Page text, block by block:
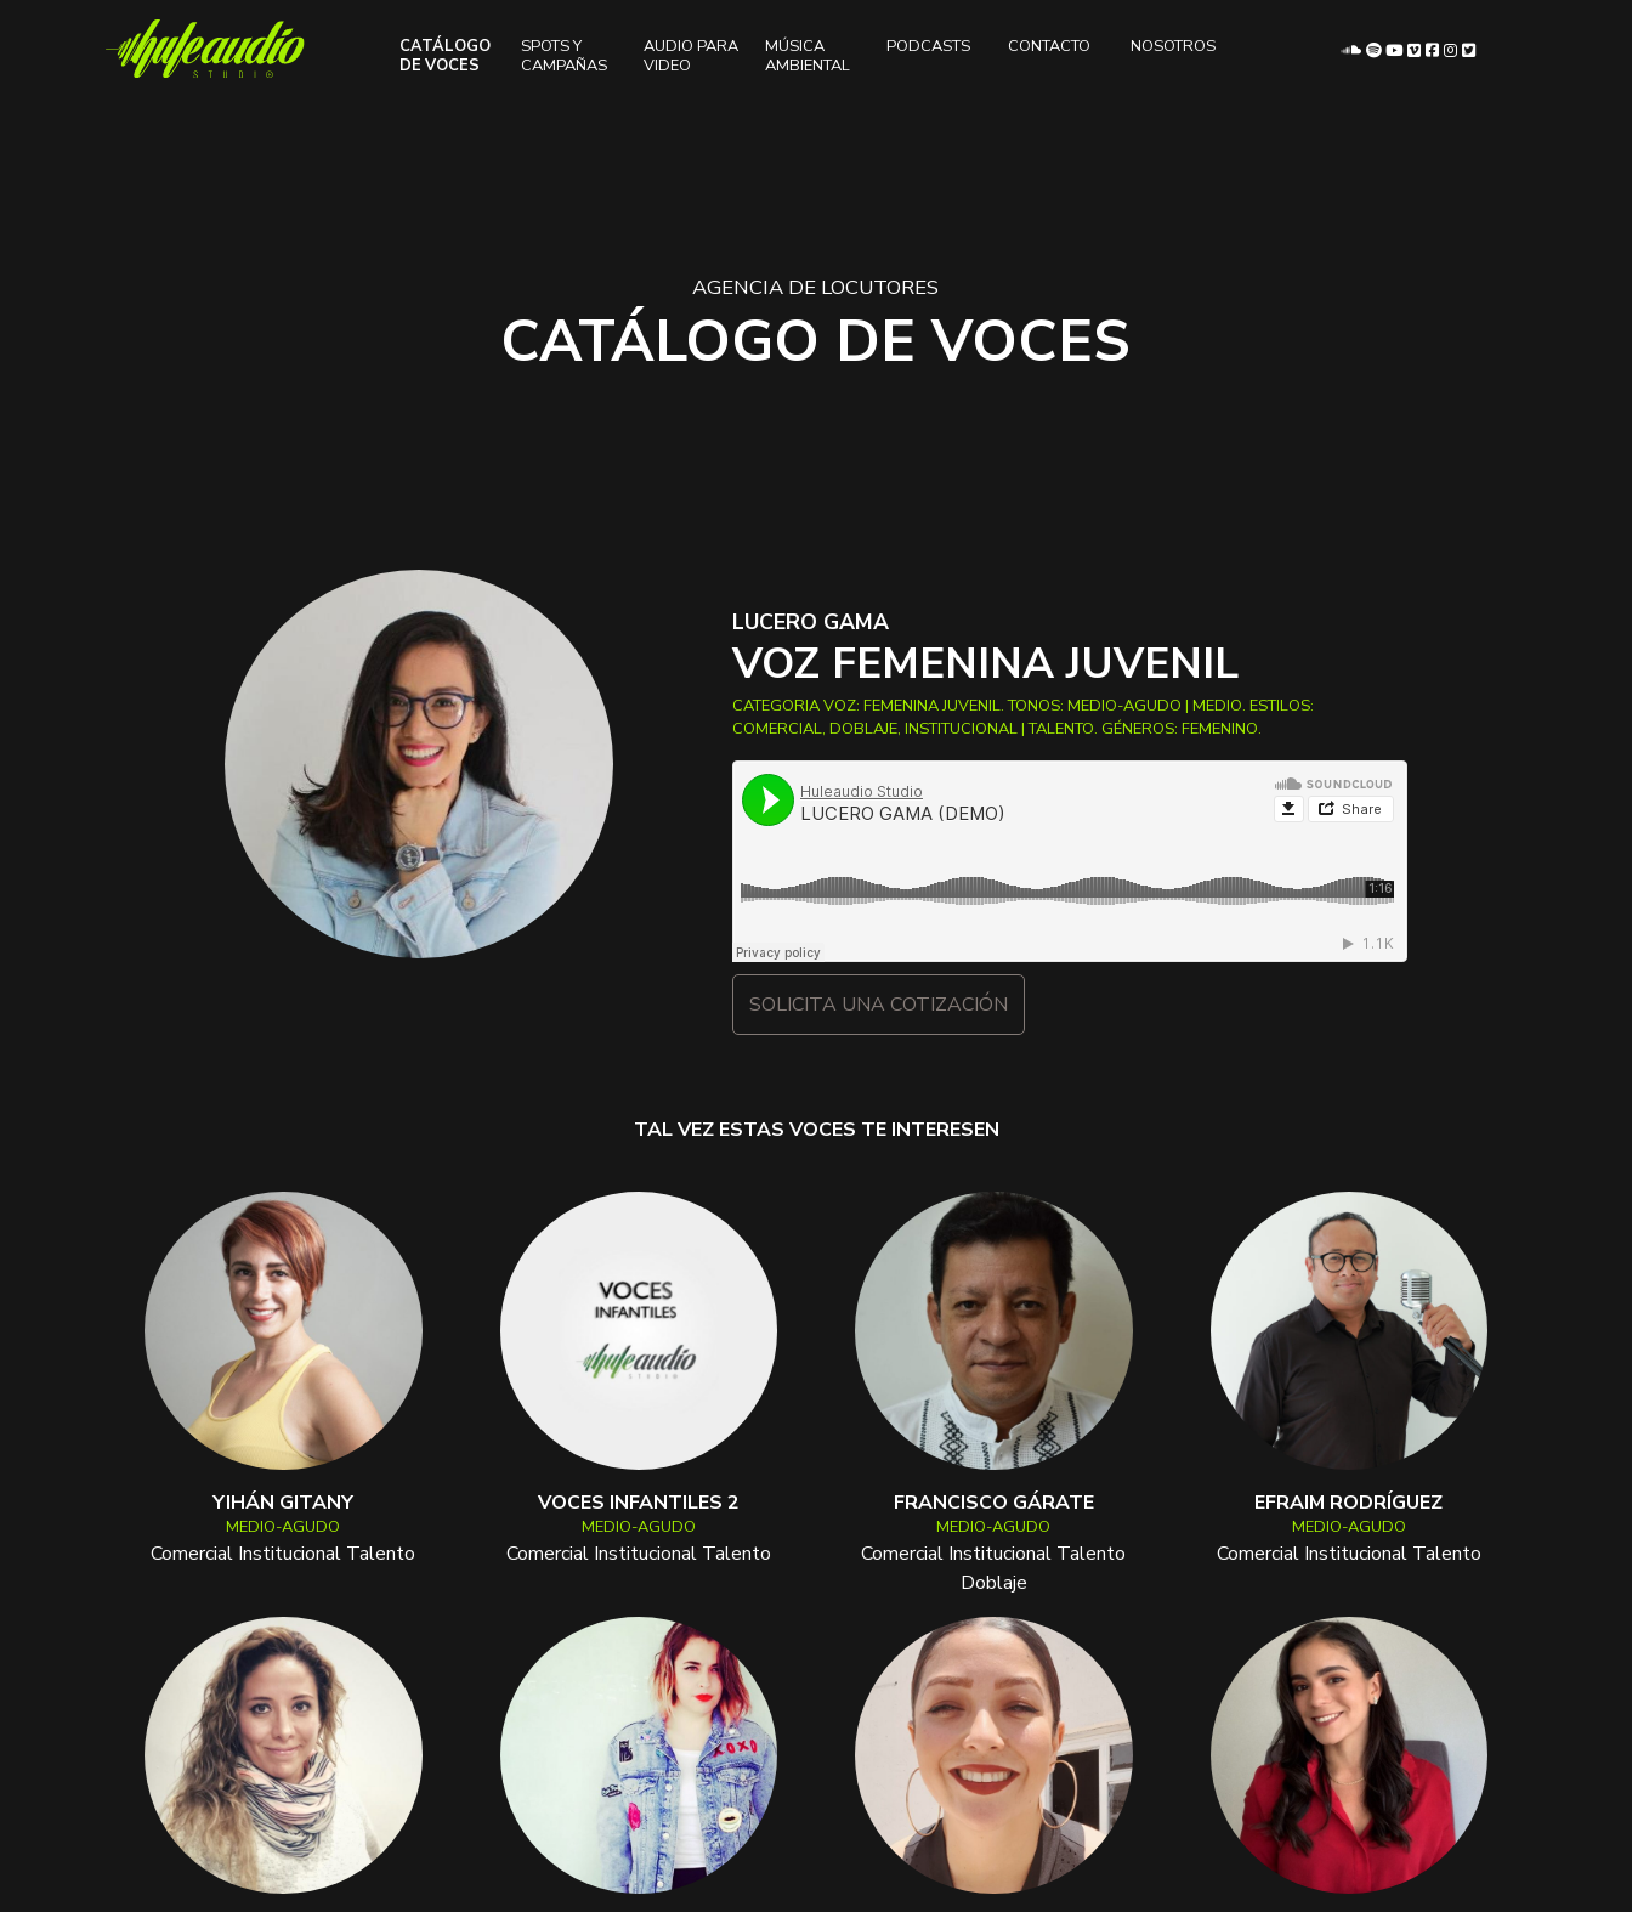
CATÁLOGO
DE VOCES
SPOTS Y
CAMPAÑAS
AUDIO PARA
VIDEO
MÚSICA
AMBIENTAL
PODCASTS CONTACTO NOSOTROS
AGENCIA DE LOCUTORES
CATÁLOGO DE VOCES
LUCERO GAMA
VOZ FEMENINA JUVENIL
CATEGORIA VOZ:FEMENINA JUVENIL. TONOS:MEDIO-AGUDO |MEDIO. ESTILOS:
COMERCIAL,DOBLAJE,INSTITUCIONAL|TALENTO. GÉNEROS:FEMENINO.
SOLICITA UNA COTIZACIÓN
TAL VEZ ESTAS VOCES TE INTERESEN
YIHÁN GITANY
MEDIO-AGUDO
Comercial Institucional Talento
VOCES INFANTILES 2
MEDIO-AGUDO
Comercial Institucional Talento
FRANCISCO GÁRATE
MEDIO-AGUDO
Comercial Institucional Talento
Doblaje
EFRAIM RODRÍGUEZ
MEDIO-AGUDO
Comercial Institucional Talento